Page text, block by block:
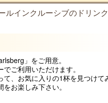
ルインクルーシブのドリン
」をご用意。
ご利用いただけます。
、お気に入りの1杯を見つけて
お楽しみ下さい。